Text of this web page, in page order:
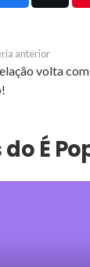
anterior
volta
É